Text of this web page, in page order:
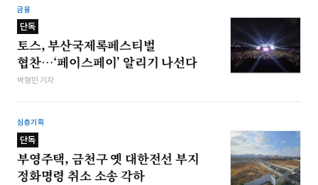
금융
단독
토스, 부산국제록페스티벌
협찬…‘페이스페이’ 알리기 나선다
박형민 기자
심층기획
단독
부영주택, 금천구 옛 대한전선 부지
정화명령 취소 소송 각하